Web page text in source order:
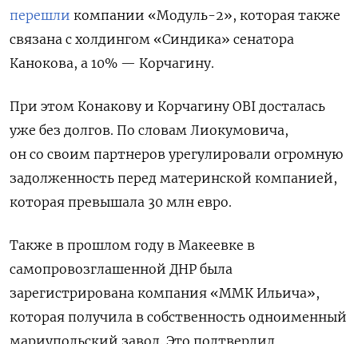
перешли компании «Модуль-2», которая также
связана с холдингом «Синдика» сенатора
Канокова, а 10% — Корчагину.
При этом Конакову и Корчагину OBI досталась
уже без долгов. По словам Лиокумовича,
он со своим партнеров урегулировали огромную
задолженность перед материнской компанией,
которая превышала 30 млн евро.
Также в прошлом году в Макеевке в
самопровозглашенной ДНР была
зарегистрирована компания «ММК Ильича»,
которая получила в собственность одноименный
мариупольский завод. Это подтвердил